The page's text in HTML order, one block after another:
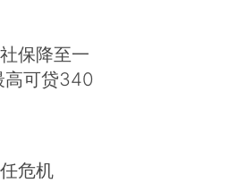
保降至一
高可贷340
危机